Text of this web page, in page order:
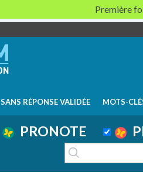
SANS RÉPONSE VALIDÉE MOTS-
PRONOTE
Première